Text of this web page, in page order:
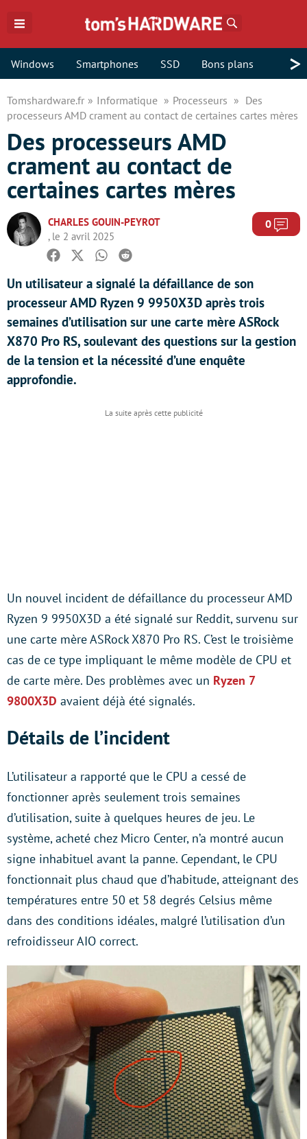
Windows Smartphones SSD Bons plans >
Tomshardware.fr Informatique Processeurs
Des
processeurs AMD crament au contact de certaines cartes mères
Des processeurs AMD
crament au contact de
certaines cartes mères
CHARLES GOUIN-PEYROT
, le 2 avril 2025
0
Facebook
TwitterWhatsapp
Reddit
Un utilisateur a signalé la défaillance de son
processeur AMD Ryzen 9 9950X3D après trois
semaines d’utilisation sur une carte mère ASRock
X870 Pro RS, soulevant des questions sur la gestion
de la tension et la nécessité d’une enquête
approfondie.
Un nouvel incident de défaillance du processeur AMD
Ryzen 9 9950X3D a été signalé sur Reddit, survenu sur
une carte mère ASRock X870 Pro RS. C’est le troisième
cas de ce type impliquant le même modèle de CPU et
de carte mère. Des problèmes avec un Ryzen 7
9800X3D avaient déjà été signalés.
Détails de l’incident
L’utilisateur a rapporté que le CPU a cessé de
fonctionner après seulement trois semaines
d’utilisation, suite à quelques heures de jeu. Le
système, acheté chez Micro Center, n’a montré aucun
signe inhabituel avant la panne. Cependant, le CPU
fonctionnait plus chaud que d’habitude, atteignant des
températures entre 50 et 58 degrés Celsius même
dans des conditions idéales, malgré l’utilisation d’un
refroidisseur AIO correct.